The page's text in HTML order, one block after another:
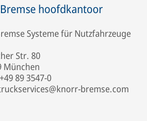
hoofdkantoor
Systeme für Nutzfahrzeuge
Str. 80
München
89 3547-0
bremse.com